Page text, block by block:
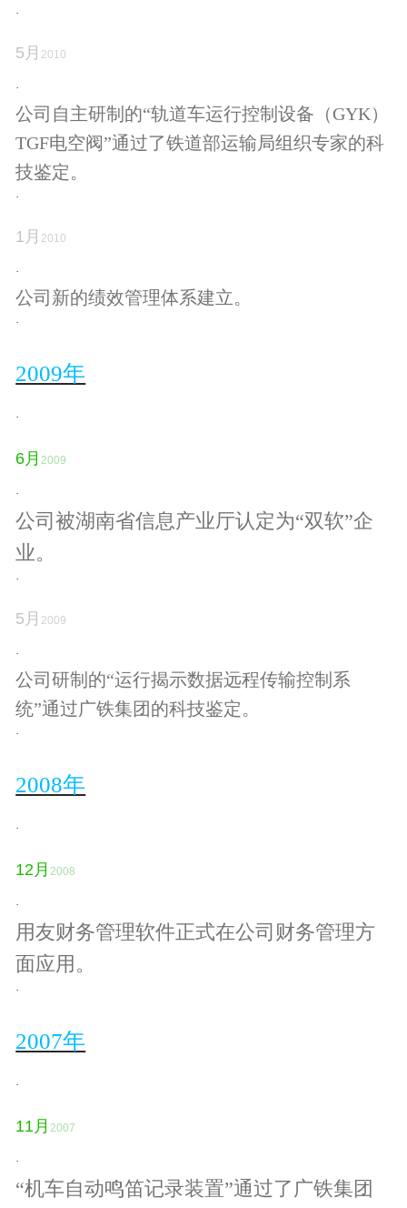
·
5 月 2010
·
公司自主研制的“轨道车运行控制设备（GYK）
TGF电空阀”通过了铁道部运输局组织专家的科
技鉴定。
·
1 月 2010
·
公司新的绩效管理体系建立。
·
2009年
·
6月2009
·
公司被湖南省信息产业厅认定为“双软”企
业。
·
5 月 2009
·
公司研制的“运行揭示数据远程传输控制系
统”通过广铁集团的科技鉴定。
·
2008年
·
12月2008
·
用友财务管理软件正式在公司财务管理方
面应用。
·
2007年
·
11月2007
·
“机车自动鸣笛记录装置”通过了广铁集团